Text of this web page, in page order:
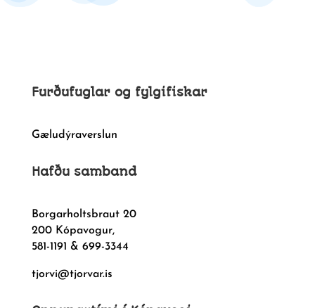
Furðufuglar og fylgifiskar
Gæludýraverslun
Hafðu samband
Borgarholtsbraut 20
200 Kópavogur,
581-1191 & 699-3344
tjorvi@tjorvar.is